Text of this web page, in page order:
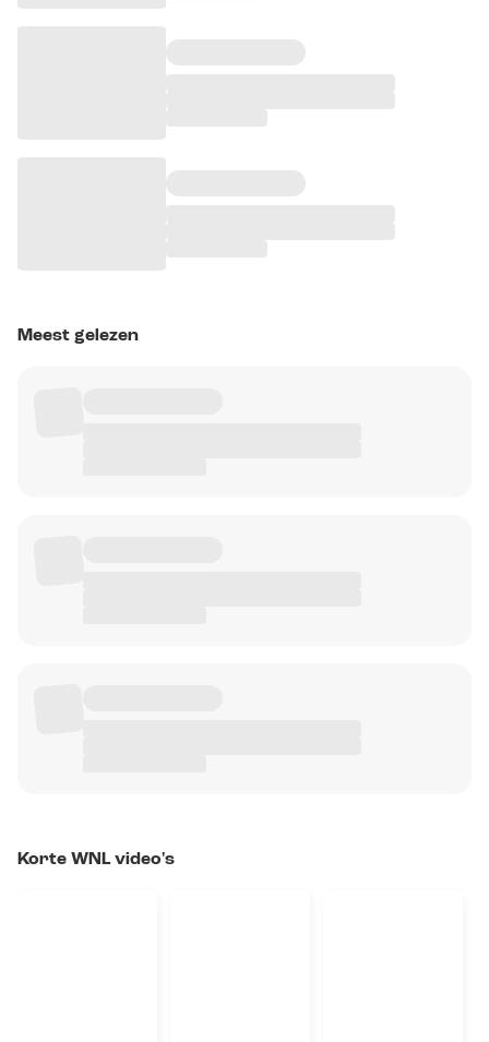
Meest gelezen
Korte WNL video's